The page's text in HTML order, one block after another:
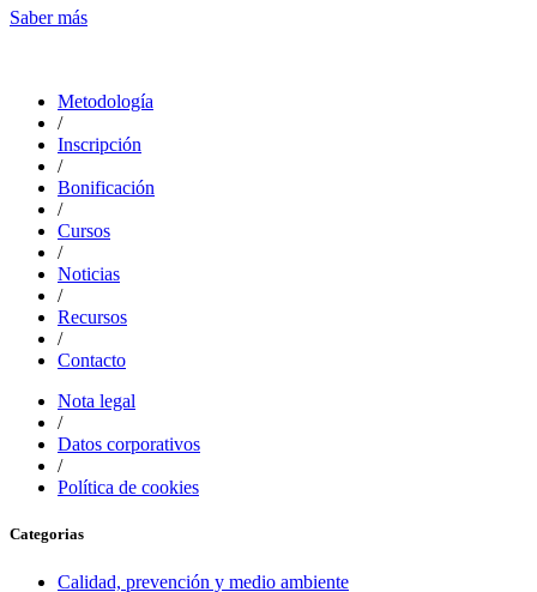
Saber más
Metodología
/
Inscripción
/
Bonificación
/
Cursos
/
Noticias
/
Recursos
/
Contacto
Nota legal
/
Datos corporativos
/
Política de cookies
Categorias
Calidad, prevención y medio ambiente